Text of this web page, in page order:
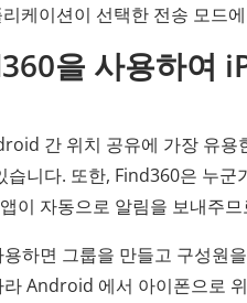
케이션이 선택한 전송 모드
을 사용하여
간 위치 공유에 가장 유
습니다. 또한, Find360은 누
이 자동으로 알림을 보내주
하면 그룹을 만들고 구성원
Android 에서 아이폰으로